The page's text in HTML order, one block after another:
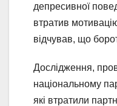
депресивної
втратив
відчував, що
Дослідження,
національному
які втратили